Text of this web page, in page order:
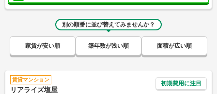
別の順番に並び替えてみませんか？
家賃が安い順 築年数が浅い順 面積が広い順
賃貸マンション
リアライズ塩屋
初期費用に注目